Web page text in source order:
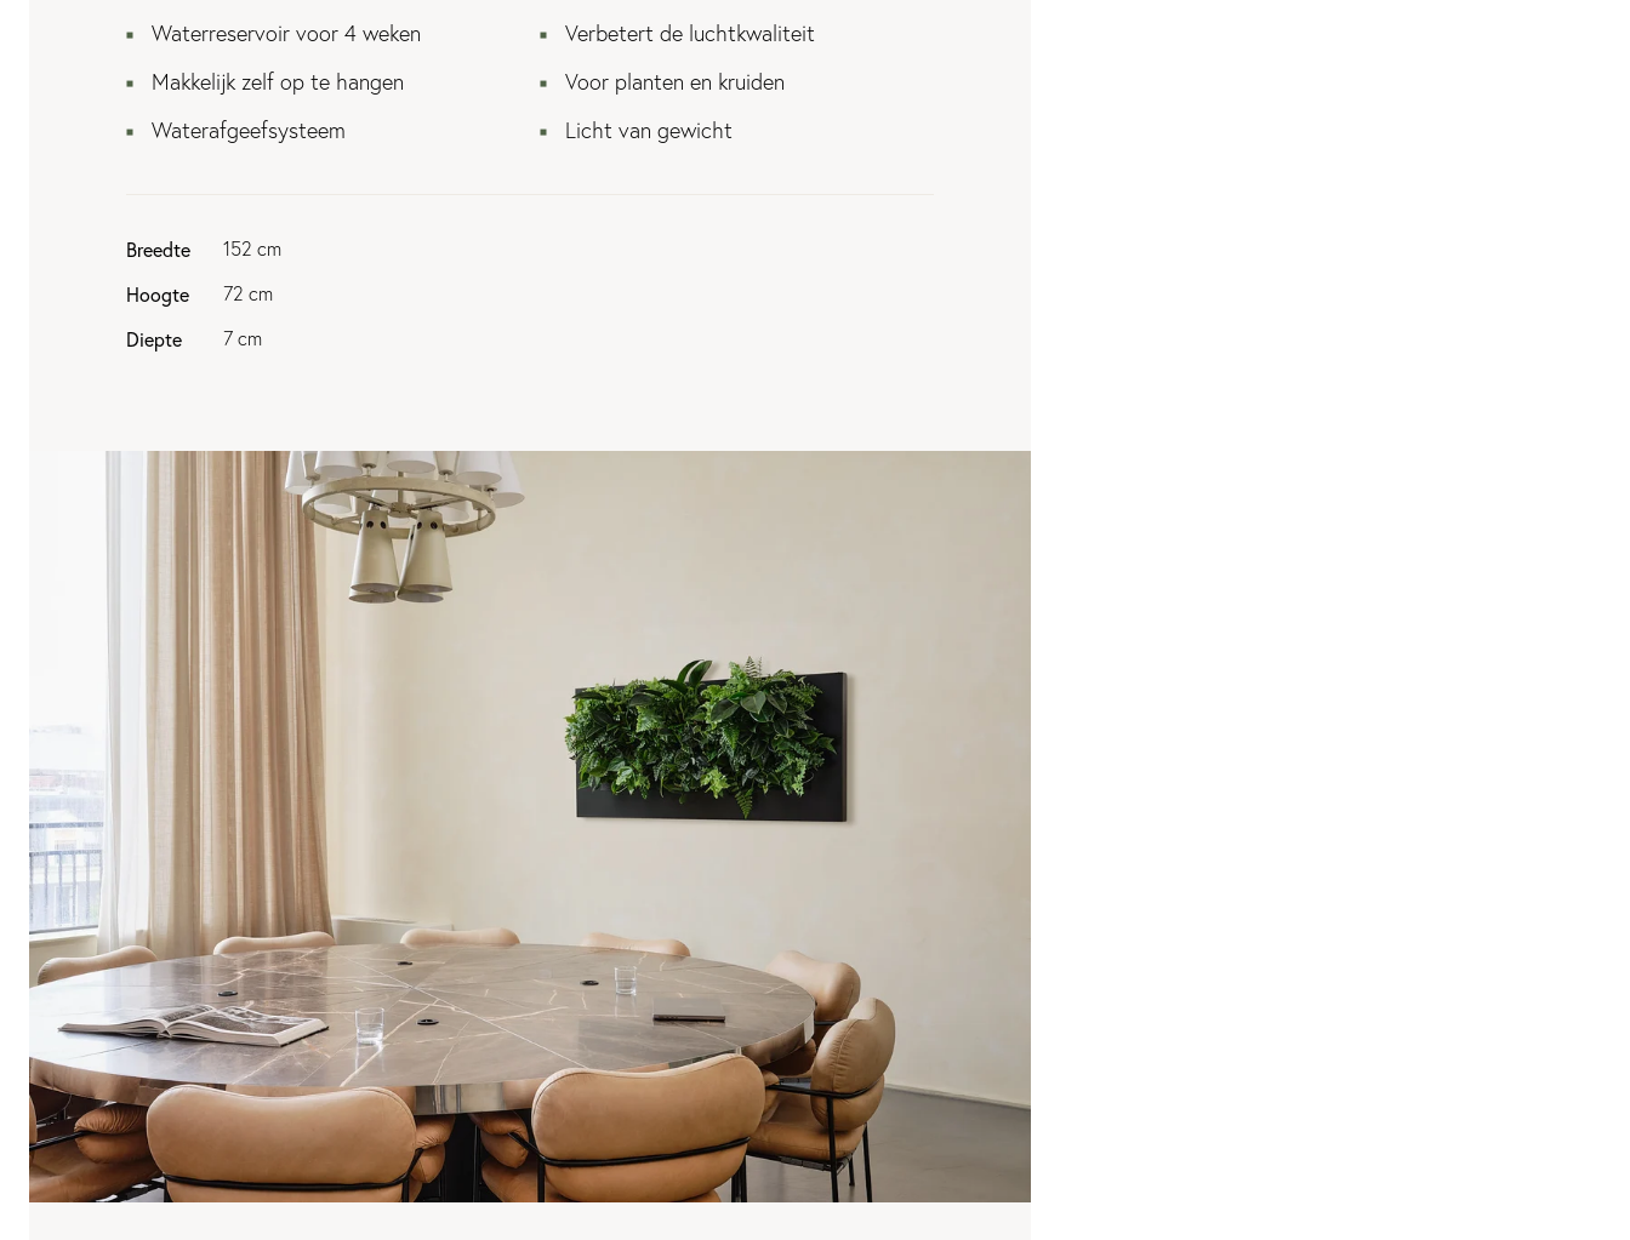
Waterreservoir voor 4 weken
Makkelijk zelf op te hangen
Waterafgeefsysteem
Verbetert de luchtkwaliteit
Voor planten en kruiden
Licht van gewicht
Breedte 152 cm
Hoogte 72 cm
Diepte 7 cm